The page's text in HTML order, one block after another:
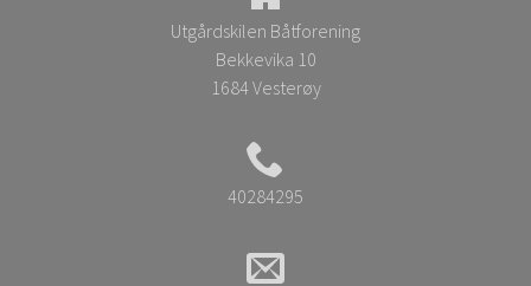
Utgårdskilen Båtforening
Bekkevika 10
1684 Vesterøy
40284295